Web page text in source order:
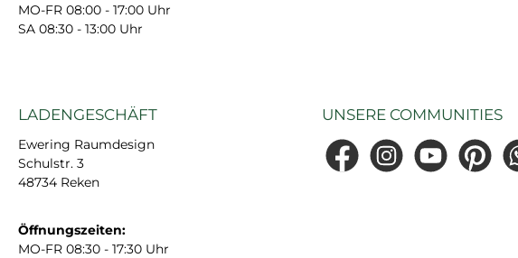
MO-FR 08:00 - 17:00 Uhr
SA 08:30 - 13:00 Uhr
LADENGESCHÄFT
Ewering Raumdesign
Schulstr. 3
48734 Reken
Öffnungszeiten:
MO-FR 08:30 - 17:30 Uhr
UNSERE COMMUNITIES
FacebookInstagramYouTubePinterest